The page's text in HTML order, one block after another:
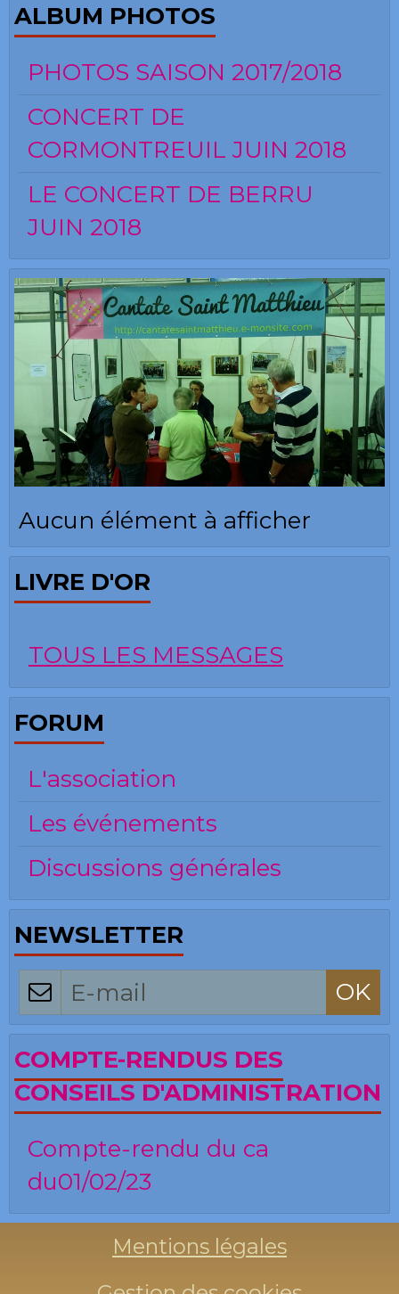
ALBUM PHOTOS
PHOTOS SAISON 2017/2018
CONCERT DE
CORMONTREUIL JUIN 2018
LE CONCERT DE BERRU
JUIN 2018
Aucun élément à afficher
LIVRE D'OR
TOUS LES MESSAGES
FORUM
L'association
Les événements
Discussions générales
NEWSLETTER
OK
COMPTE-RENDUS DES
CONSEILS D'ADMINISTRATION
Compte-rendu du ca
du01/02/23
Mentions légales